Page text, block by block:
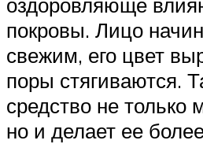
покровы. Лицо
свежим, его цвет
поры стягиваются.
средство не только
но и делает ее